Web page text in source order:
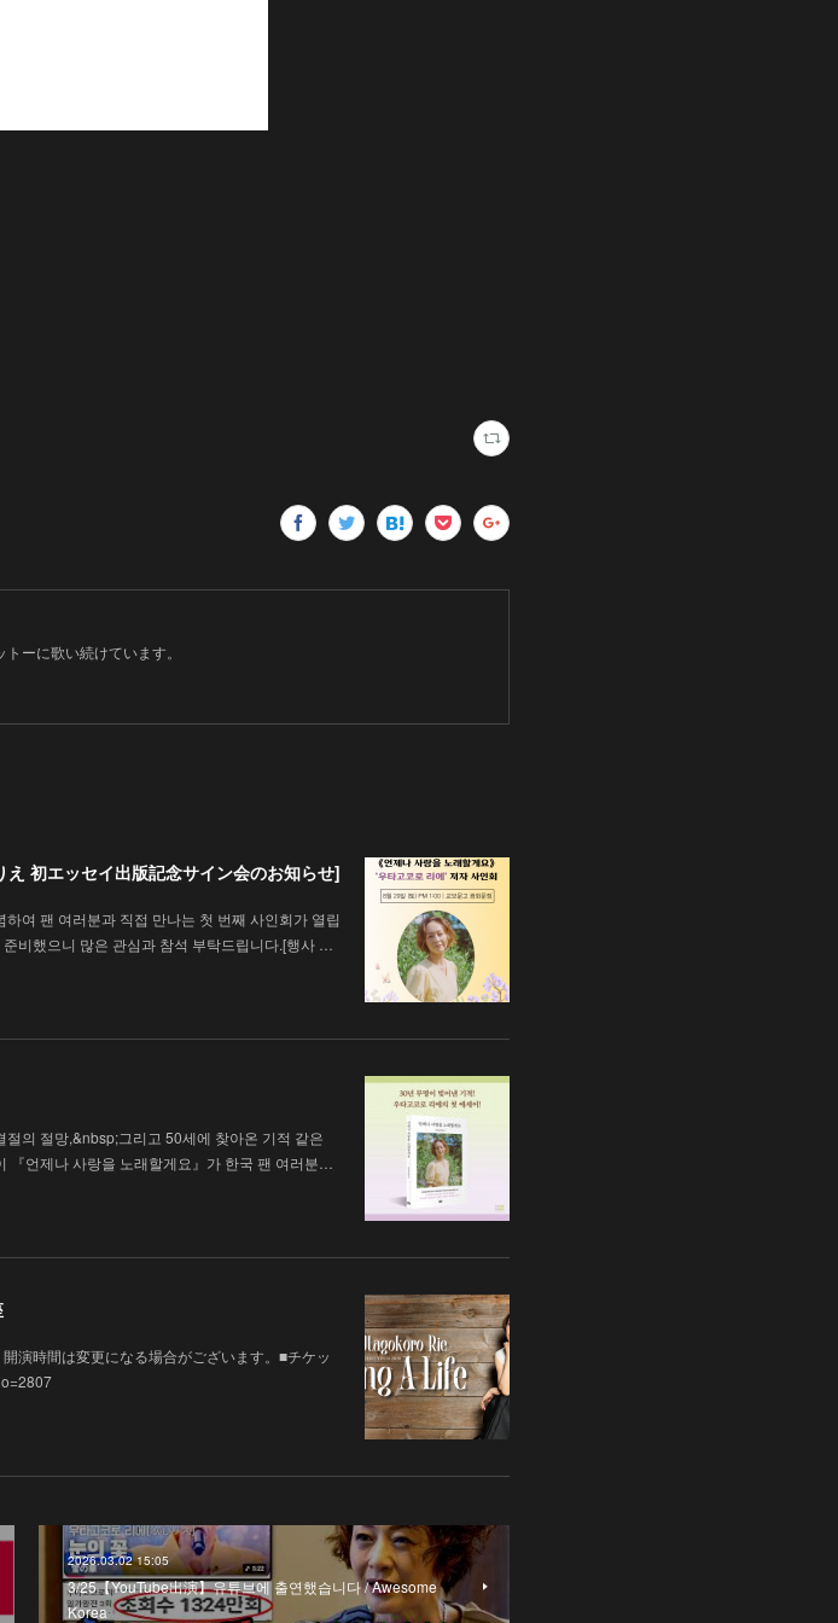
ーに歌い続けています。
初エッセイ出版記念サイン会のお知らせ]
여 팬 여러분과 직접 만나는 첫 번째 사인회가 열립
비했으니 많은 관심과 참석 부탁드립니다.[행사 …
의 절망,&nbsp;그리고 50세에 찾아온 기적 같은
『언제나 사랑을 노래할게요』가 한국 팬 여러분…
時間は変更になる場合がございます。■チケッ
2026.03.02 15:05
3/25【YouTube出演】유튜브에 출연했습니다 / Awesome
Korea